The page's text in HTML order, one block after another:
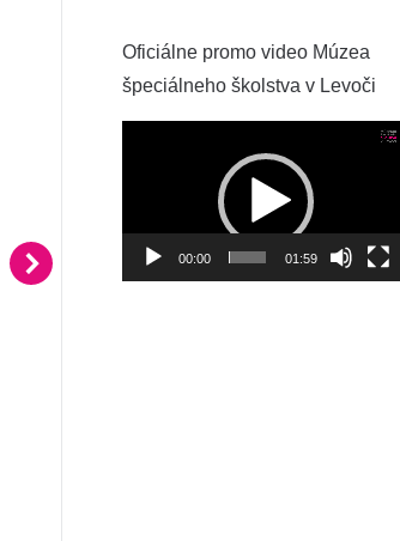
Oficiálne promo video Múzea
špeciálneho školstva v Levoči
00:00 01:59